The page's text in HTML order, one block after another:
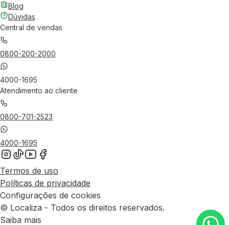
Blog
Dúvidas
Central de vendas
0800-200-2000
4000-1695
Atendimento ao cliente
0800-701-2523
4000-1695
Termos de uso
Políticas de privacidade
Configurações de cookies
© Localiza - Todos os direitos reservados.
Saiba mais